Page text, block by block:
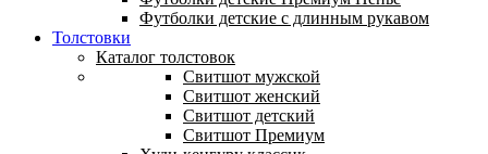
Футболки детские с длинным рукавом
Толстовки
Каталог толстовок
Свитшот мужской
Свитшот женский
Свитшот детский
Свитшот Премиум